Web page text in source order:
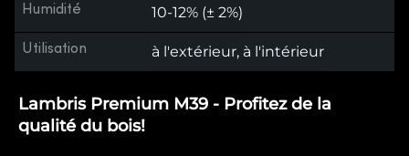
Humidité 10-12% (± 2%)
Utilisation à l'extérieur, à l'intérieur
Lambris Premium M39 - Profitez de la
qualité du bois!